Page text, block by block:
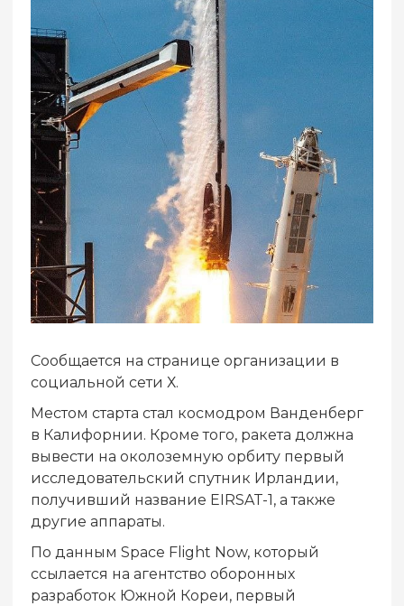
Сообщается на странице организации в
социальной сети Х.
Местом старта стал космодром Ванденберг
в Калифорнии. Кроме того, ракета должна
вывести на околоземную орбиту первый
исследовательский спутник Ирландии,
получивший название EIRSAT-1, а также
другие аппараты.
По данным Space Flight Now, который
ссылается на агентство оборонных
разработок Южной Кореи, первый